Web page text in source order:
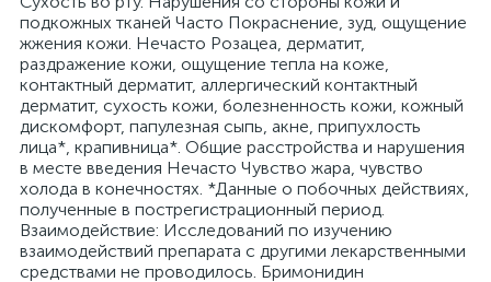
подкожных тканей Часто Покраснение, зуд, ощущение
жжения кожи. Нечасто Розацеа, дерматит,
раздражение кожи, ощущение тепла на коже,
контактный дерматит, аллергический контактный
дерматит, сухость кожи, болезненность кожи, кожный
дискомфорт, папулезная сыпь, акне, припухлость
лица*, крапивница*. Общие расстройства и нарушения
в месте введения Нечасто Чувство жара, чувство
холода в конечностях. *Данные о побочных действиях,
полученные в пострегистрационный период.
Взаимодействие: Исследований по изучению
взаимодействий препарата с другими лекарственными
средствами не проводилось. Бримонидин